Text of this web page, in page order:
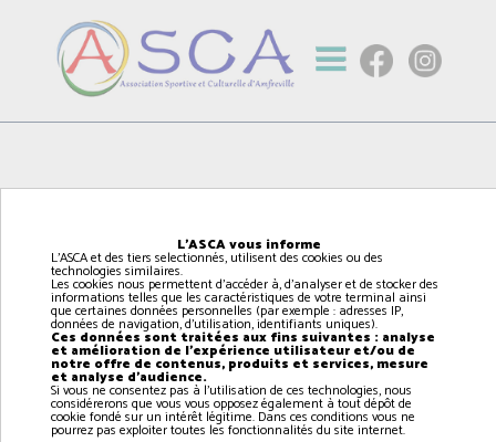
L'ASCA vous informe
L'ASCA et des tiers selectionnés, utilisent des cookies ou des
technologies similaires.
Les cookies nous permettent d'accéder à, d'analyser et de stocker des
informations telles que les caractéristiques de votre terminal ainsi
que certaines données personnelles (par exemple : adresses IP,
données de navigation, d'utilisation, identifiants uniques).
Ces données sont traitées aux fins suivantes : analyse
et amélioration de l'expérience utilisateur et/ou de
notre offre de contenus, produits et services, mesure
et analyse d'audience.
Si vous ne consentez pas à l'utilisation de ces technologies, nous
considérerons que vous vous opposez également à tout dépôt de
cookie fondé sur un intérêt légitime. Dans ces conditions vous ne
pourrez pas exploiter toutes les fonctionnalités du site internet.